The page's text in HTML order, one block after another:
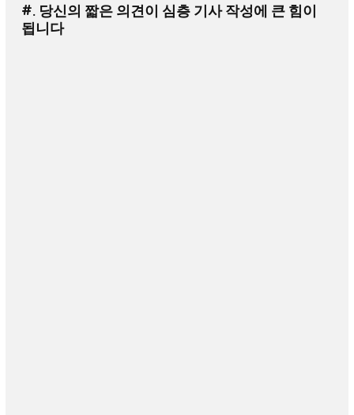
#. 당신의 짧은 의견이 심층 기사 작성에 큰 힘이
됩니다